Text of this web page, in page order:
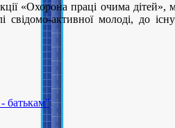
«Охорона праці очима дітей»,
свідомо-активної молоді, до
батькам"